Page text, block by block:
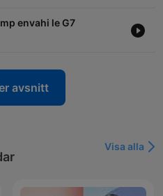
envahi le G7
avsnitt
Visa alla